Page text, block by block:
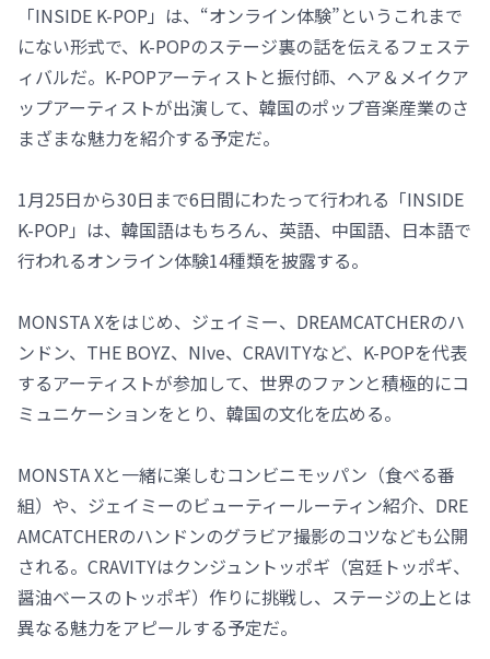
「INSIDE K-POP」は、“オンライン体験”というこれまで
にない形式で、K-POPのステージ裏の話を伝えるフェステ
ィバルだ。K-POPアーティストと振付師、ヘア＆メイクア
ップアーティストが出演して、韓国のポップ音楽産業のさ
まざまな魅力を紹介する予定だ。
1月25日から30日まで6日間にわたって行われる「INSIDE
K-POP」は、韓国語はもちろん、英語、中国語、日本語で
行われるオンライン体験14種類を披露する。
MONSTA Xをはじめ、ジェイミー、DREAMCATCHERのハ
ンドン、THE BOYZ、NIve、CRAVITYなど、K-POPを代表
するアーティストが参加して、世界のファンと積極的にコ
ミュニケーションをとり、韓国の文化を広める。
MONSTA Xと一緒に楽しむコンビニモッパン（食べる番
組）や、ジェイミーのビューティールーティン紹介、DRE
AMCATCHERのハンドンのグラビア撮影のコツなども公開
される。CRAVITYはクンジュントッポギ（宮廷トッポギ、
醤油ベースのトッポギ）作りに挑戦し、ステージの上とは
異なる魅力をアピールする予定だ。